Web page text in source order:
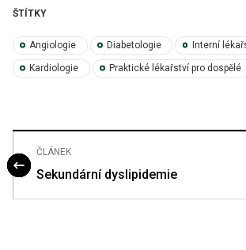
ŠTÍTKY
Angiologie Diabetologie Interní
Kardiologie Praktické lékařství pro dospělé
ČLÁNEK
Sekundární dyslipidemie